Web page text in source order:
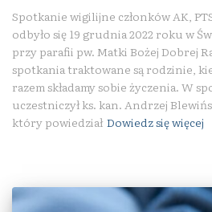
Spotkanie wigilijne członków AK,
odbyło się 19 grudnia 2022 roku w
przy parafii pw. Matki Bożej Dobrej
spotkania traktowane są rodzinie,
razem składamy sobie życzenia. W
uczestniczył ks. kan. Andrzej
który powiedział Dowiedz się więcej